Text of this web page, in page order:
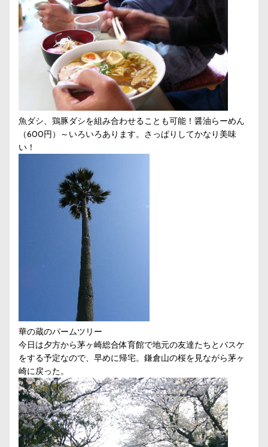
魚ダシ、鶏豚ダシを組み合わせることも可能！醤油らーめん
（600円）～いろいろあります。さっぱりしてかなり美味
い！
華の蔵のパームツリー
今日は夕方から茅ヶ崎総合体育館で地元の友達たちとバスケ
をする予定なので、早めに帰宅。鎌倉山の桜を見ながら茅ヶ
崎に戻った。